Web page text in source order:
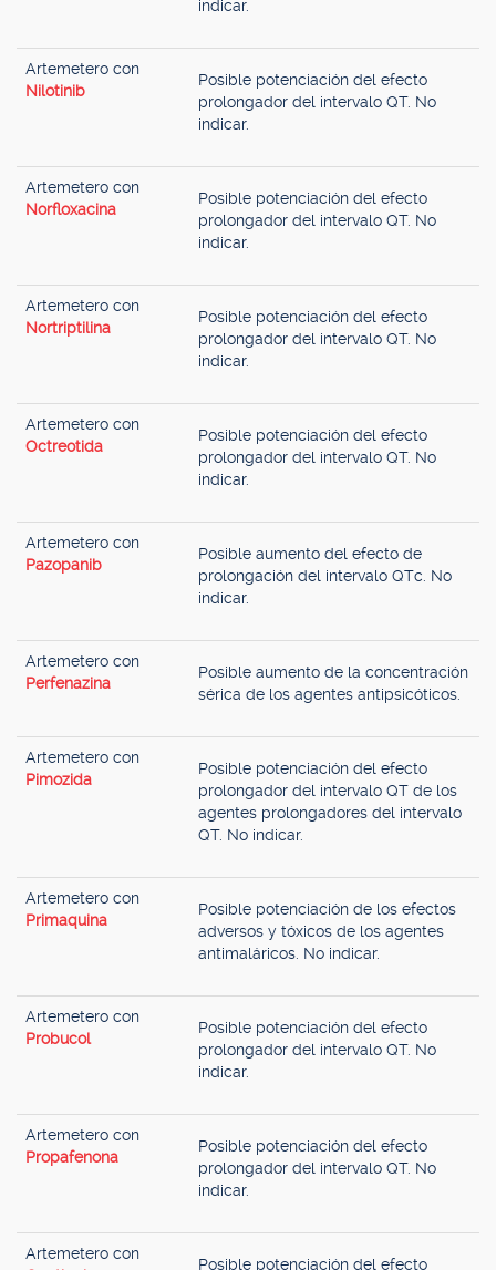
indicar.
Artemetero con
Nilotinib
Posible potenciación del efecto
prolongador del intervalo QT. No
indicar.
Artemetero con
Norfloxacina
Posible potenciación del efecto
prolongador del intervalo QT. No
indicar.
Artemetero con
Nortriptilina
Posible potenciación del efecto
prolongador del intervalo QT. No
indicar.
Artemetero con
Octreotida
Posible potenciación del efecto
prolongador del intervalo QT. No
indicar.
Artemetero con
Pazopanib
Posible aumento del efecto de
prolongación del intervalo QTc. No
indicar.
Artemetero con
Perfenazina
Posible aumento de la concentración
sérica de los agentes antipsicóticos.
Artemetero con
Pimozida
Posible potenciación del efecto
prolongador del intervalo QT de los
agentes prolongadores del intervalo
QT. No indicar.
Artemetero con
Primaquina
Posible potenciación de los efectos
adversos y tóxicos de los agentes
antimaláricos. No indicar.
Artemetero con
Probucol
Posible potenciación del efecto
prolongador del intervalo QT. No
indicar.
Artemetero con
Propafenona
Posible potenciación del efecto
prolongador del intervalo QT. No
indicar.
Artemetero con
Posible potenciación del efecto